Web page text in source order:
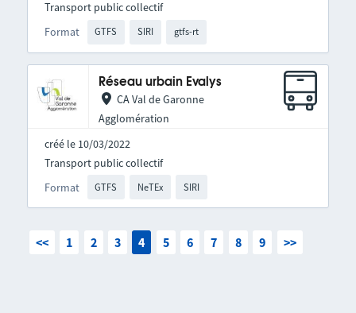
Format GTFS SIRI gtfs-rt
Transport public collectif
Réseau urbain Evalys
CA Val de Garonne
Agglomération
créé le 10/03/2022
Format GTFS NeTEx SIRI
Transport public collectif
<< 1 2 3 4 5 6 7 8 9 >>